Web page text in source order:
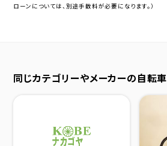
ローンについては、別途手数料が必要になります。）
同じカテゴリーやメーカーの自転車